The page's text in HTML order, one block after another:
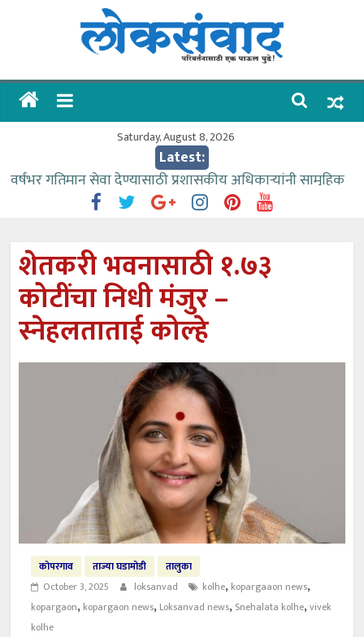
लोकसंवाद
ताज्या
Saturday, August 8, 2026
Latest:
वर्षभर गतिमान सेवा देण्यासाठी प्रशासकीय अधिकाऱ्यांनी सामुहिक
प्रयत्न करावे – आमदार काळे
काळे
आत्मामालिक गुरूकूलाचे २२८ विद्यार्थी शिष्यवृत्तीस पात्र
ईच्छा आणि मेहनतीच्या बळावर यश मिळवता येते – शिवप्रसाद
पंडोरे
आमदार आशुतोष काळे यांचा वाढदिवस विविध सामाजिक
उपक्रमांनी साजरा
शेतकरी भवनासाठी १.७३
कोटींचा निधी मंजुर –
स्नेहलताताई कोल्हे
कोपरगाव ताज्या घडामोडी
तालुका
October 3, 2025
loksanvad kolhe, kopargaaon news,
kopargaon, kopargaon news, Loksanvad news, Snehalata kolhe,vivek
kolhe